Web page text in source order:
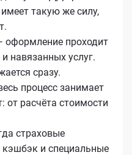
такую же силу,
оформление проходит
навязанных услуг.
сразу.
процесс занимает
от расчёта стоимости
страховые
и специальные